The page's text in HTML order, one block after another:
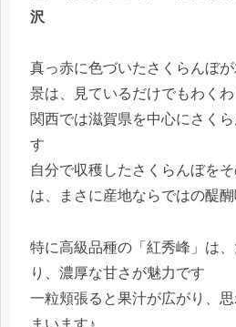
沢
真っ赤に色づいたさくらんぼ
景は、見ているだけでもわく
関西では滋賀県を中心にさく
す
自分で収穫したさくらんぼを
は、まさに産地ならではの醍醐
特に高級品種の「紅秀峰」は
り、濃厚な甘さが魅力です
一粒頬張ると果汁が広がり、
まいます♪